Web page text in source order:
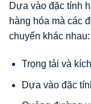
Dựa vào đặc tính
hàng hóa mà các
chuyển khác nhau:
Trọng tải và
Dựa vào đặc